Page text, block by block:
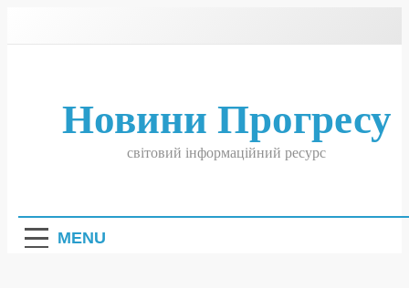
Новини Прогресу
світовий інформаційний ресурс
MENU